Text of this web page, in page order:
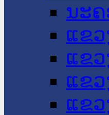
ນະ​
ແຂວ
ແຂວ
ແຂວ
ແຂວ